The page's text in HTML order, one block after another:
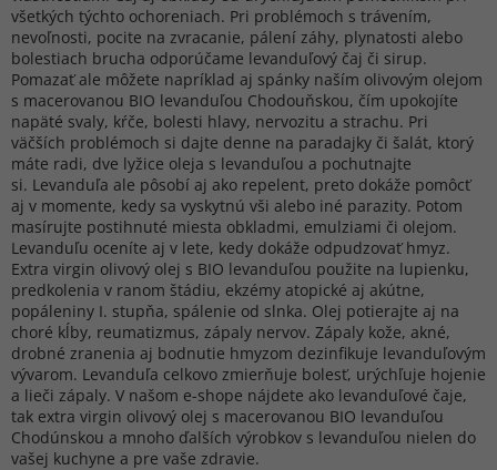
všetkých týchto ochoreniach. Pri problémoch s trávením,
nevoľnosti, pocite na zvracanie, pálení záhy, plynatosti alebo
bolestiach brucha odporúčame levanduľový čaj či sirup.
Pomazať ale môžete napríklad aj spánky naším olivovým olejom
s macerovanou BIO levanduľou Chodouňskou, čím upokojíte
napäté svaly, kŕče, bolesti hlavy, nervozitu a strachu. Pri
väčších problémoch si dajte denne na paradajky či šalát, ktorý
máte radi, dve lyžice oleja s levanduľou a pochutnajte
si. Levanduľa ale pôsobí aj ako repelent, preto dokáže pomôcť
aj v momente, kedy sa vyskytnú vši alebo iné parazity. Potom
masírujte postihnuté miesta obkladmi, emulziami či olejom.
Levanduľu oceníte aj v lete, kedy dokáže odpudzovať hmyz.
Extra virgin olivový olej s BIO levanduľou použite na lupienku,
predkolenia v ranom štádiu, ekzémy atopické aj akútne,
popáleniny I. stupňa, spálenie od slnka. Olej potierajte aj na
choré kĺby, reumatizmus, zápaly nervov. Zápaly kože, akné,
drobné zranenia aj bodnutie hmyzom dezinfikuje levanduľovým
vývarom. Levanduľa celkovo zmierňuje bolesť, urýchľuje hojenie
a lieči zápaly. V našom e-shope nájdete ako levanduľové čaje,
tak extra virgin olivový olej s macerovanou BIO levanduľou
Chodúnskou a mnoho ďalších výrobkov s levanduľou nielen do
vašej kuchyne a pre vaše zdravie.